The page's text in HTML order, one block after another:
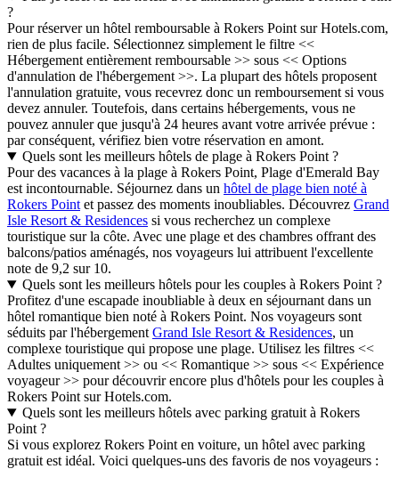
?
Pour réserver un hôtel remboursable à Rokers Point sur Hotels.com,
rien de plus facile. Sélectionnez simplement le filtre <<
Hébergement entièrement remboursable >> sous << Options
d'annulation de l'hébergement >>. La plupart des hôtels proposent
l'annulation gratuite, vous recevrez donc un remboursement si vous
devez annuler. Toutefois, dans certains hébergements, vous ne
pouvez annuler que jusqu'à 24 heures avant votre arrivée prévue :
par conséquent, vérifiez bien votre réservation en amont.
Quels sont les meilleurs hôtels de plage à Rokers Point ?
Pour des vacances à la plage à Rokers Point, Plage d'Emerald Bay
est incontournable. Séjournez dans un hôtel de plage bien noté à
Rokers Point et passez des moments inoubliables. Découvrez Grand
Isle Resort & Residences si vous recherchez un complexe
touristique sur la côte. Avec une plage et des chambres offrant des
balcons/patios aménagés, nos voyageurs lui attribuent l'excellente
note de 9,2 sur 10.
Quels sont les meilleurs hôtels pour les couples à Rokers Point ?
Profitez d'une escapade inoubliable à deux en séjournant dans un
hôtel romantique bien noté à Rokers Point. Nos voyageurs sont
séduits par l'hébergement Grand Isle Resort & Residences, un
complexe touristique qui propose une plage. Utilisez les filtres <<
Adultes uniquement >> ou << Romantique >> sous << Expérience
voyageur >> pour découvrir encore plus d'hôtels pour les couples à
Rokers Point sur Hotels.com.
Quels sont les meilleurs hôtels avec parking gratuit à Rokers
Point ?
Si vous explorez Rokers Point en voiture, un hôtel avec parking
gratuit est idéal. Voici quelques-uns des favoris de nos voyageurs :